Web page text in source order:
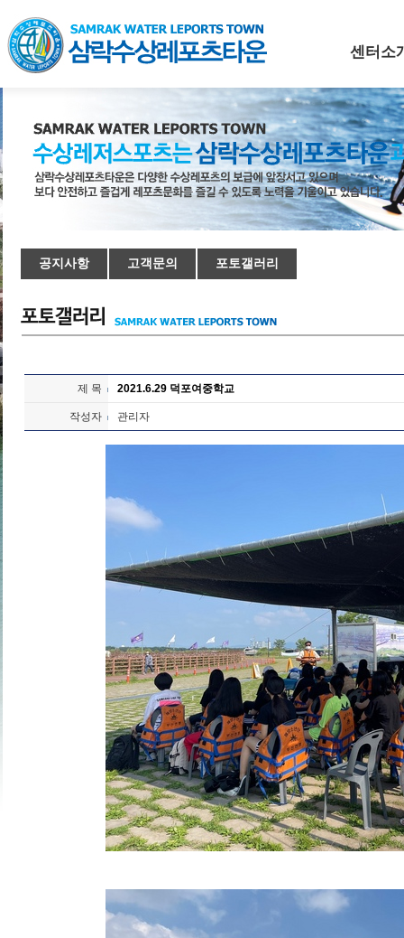
센터소
공지사항 고객문의 포토갤러리
제 목 2021.6.29 덕포여중학교
작성자 관리자